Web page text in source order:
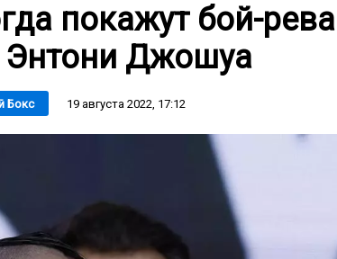
покажут бой-
Энтони Джошуа
Бокс 19 августа 2022, 17:12